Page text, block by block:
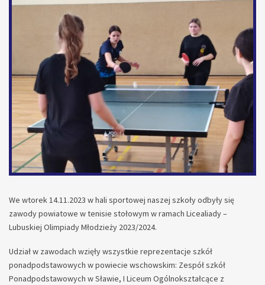
We wtorek 14.11.2023 w hali sportowej naszej szkoły odbyły się
zawody powiatowe w tenisie stołowym w ramach Licealiady –
Lubuskiej Olimpiady Młodzieży 2023/2024.
Udział w zawodach wzięły wszystkie reprezentacje szkół
ponadpodstawowych w powiecie wschowskim: Zespół szkół
Ponadpodstawowych w Sławie, I Liceum Ogólnokształcące z